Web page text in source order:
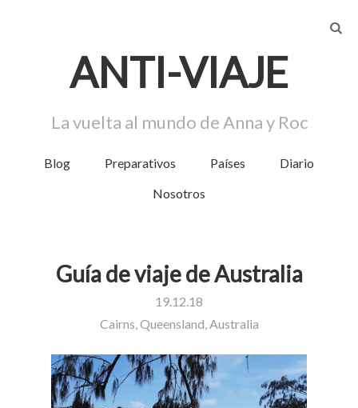
ANTI-VIAJE
La vuelta al mundo de Anna y Roc
Blog Preparativos Países
Diario
Nosotros
Guía de viaje de Australia
19.12.18
Cairns, Queensland, Australia